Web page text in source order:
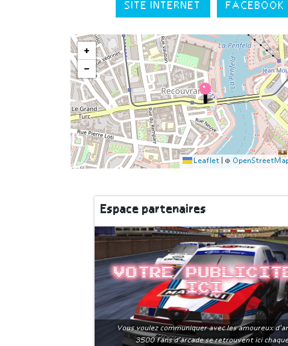
SITE INTERNET FACEBOOK
+
−
Leaflet ©
Espace partenaires
Votre
ici
Vous voulez communiquer avec les amoureux
3500 fans d'arcade se retrouvent ici